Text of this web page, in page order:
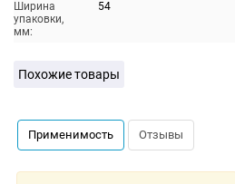
Ширина
упаковки,
мм:
54
Похожие товары
Применимость Отзывы